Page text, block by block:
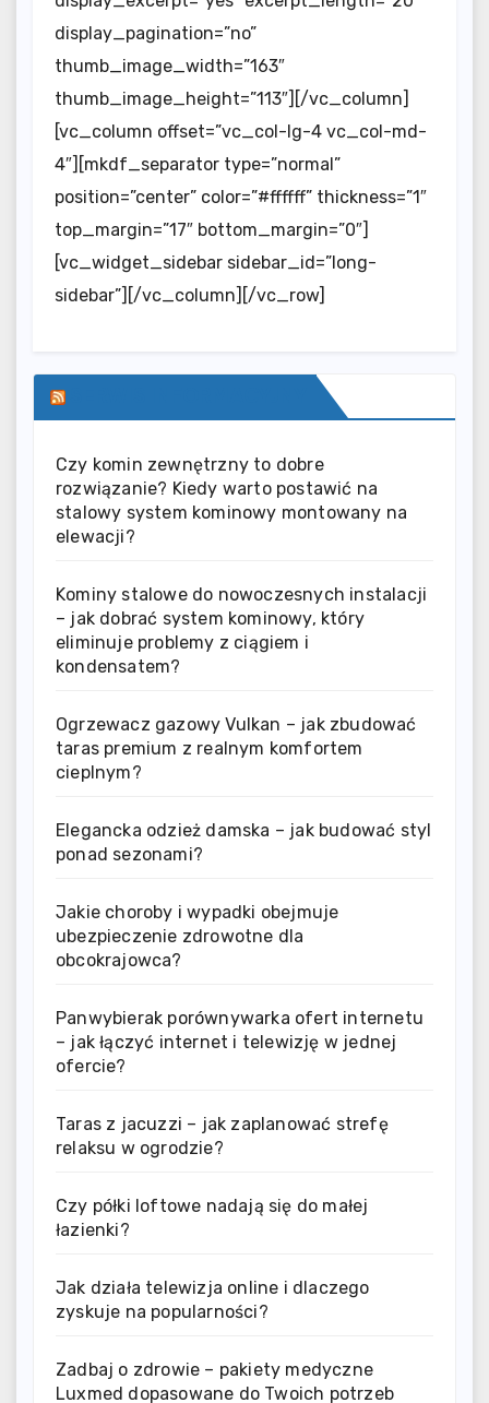
display_pagination=”no”
thumb_image_width=”163″
thumb_image_height=”113″][/vc_column]
[vc_column offset=”vc_col-lg-4 vc_col-md-
4″][mkdf_separator type=”normal”
position=”center” color=”#ffffff” thickness=”1″
top_margin=”17″ bottom_margin=”0″]
[vc_widget_sidebar sidebar_id=”long-
sidebar”][/vc_column][/vc_row]
Czy komin zewnętrzny to dobre
rozwiązanie? Kiedy warto postawić na
stalowy system kominowy montowany na
elewacji?
Kominy stalowe do nowoczesnych instalacji
– jak dobrać system kominowy, który
eliminuje problemy z ciągiem i
kondensatem?
Ogrzewacz gazowy Vulkan – jak zbudować
taras premium z realnym komfortem
cieplnym?
Elegancka odzież damska – jak budować styl
ponad sezonami?
Jakie choroby i wypadki obejmuje
ubezpieczenie zdrowotne dla
obcokrajowca?
Panwybierak porównywarka ofert internetu
– jak łączyć internet i telewizję w jednej
ofercie?
Taras z jacuzzi – jak zaplanować strefę
relaksu w ogrodzie?
Czy półki loftowe nadają się do małej
łazienki?
Jak działa telewizja online i dlaczego
zyskuje na popularności?
Zadbaj o zdrowie – pakiety medyczne
Luxmed dopasowane do Twoich potrzeb